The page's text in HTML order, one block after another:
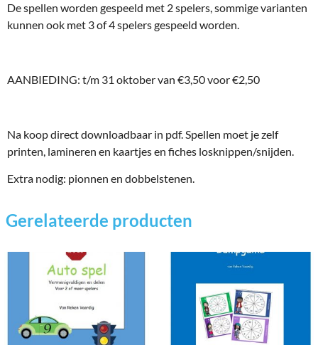
De spellen worden gespeeld met 2 spelers, sommige varianten
kunnen ook met 3 of 4 spelers gespeeld worden.
AANBIEDING: t/m 31 oktober van €3,50 voor €2,50
Na koop direct downloadbaar in pdf. Spellen moet je zelf
printen, lamineren en kaartjes en fiches losknippen/snijden.
Extra nodig: pionnen en dobbelstenen.
Gerelateerde producten